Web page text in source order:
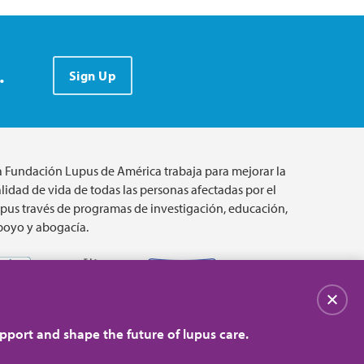
Sign Up
Fundación Lupus de América trabaja para mejorar la
de vida de todas las personas afectadas por el
través de programas de investigación, educación,
y abogacía.
and shape the future of lupus care.
Cerrar